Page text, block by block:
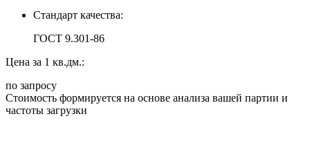
Стандарт качества:
ГОСТ 9.301-86
Цена за 1 кв.дм.:
по запросу
Стоимость формируется на основе анализа вашей партии и
частоты загрузки